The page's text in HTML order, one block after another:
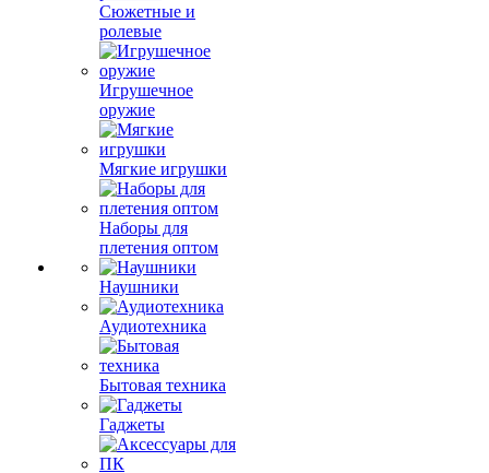
Сюжетные и
ролевые
Игрушечное
оружие
Мягкие игрушки
Наборы для
плетения оптом
Наушники
Аудиотехника
Бытовая техника
Гаджеты